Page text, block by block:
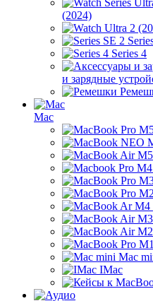
(2024)
Series 4
и зарядные
Mac
Mac
IMac